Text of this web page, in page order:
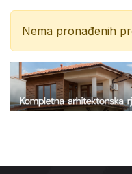
Nema pronađenih